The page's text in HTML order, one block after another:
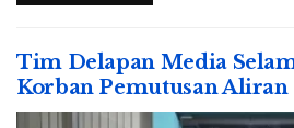
Tim Delapan Media
Korban Pemutusan